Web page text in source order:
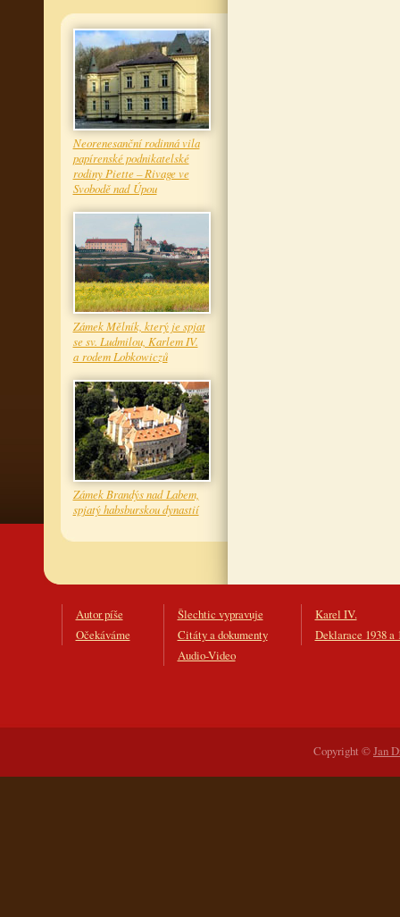
Neorenesanční rodinná vila
papírenské podnikatelské
rodiny Piette – Rivage ve
Svobodě nad Úpou
Zámek Mělník, který je spjat
se sv. Ludmilou, Karlem IV.
a rodem Lobkowiczů
Zámek Brandýs nad Labem,
spjatý habsburskou dynastií
Autor píše
Očekáváme
Šlechtic vypravuje
Citáty a dokumenty
Audio-Video
Karel IV.
Deklarace 1938 a
Copyright ©Jan